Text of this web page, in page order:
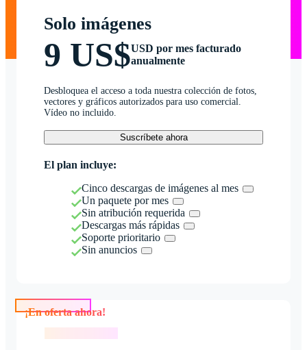
Solo imágenes
9 US$USD por mes facturado
anualmente
Desbloquea el acceso a toda nuestra colección de fotos,
vectores y gráficos autorizados para uso comercial.
Vídeo no incluido.
Suscríbete ahora
El plan incluye:
Cinco descargas de imágenes al mes
Un paquete por mes
Sin atribución requerida
Descargas más rápidas
Soporte prioritario
Sin anuncios